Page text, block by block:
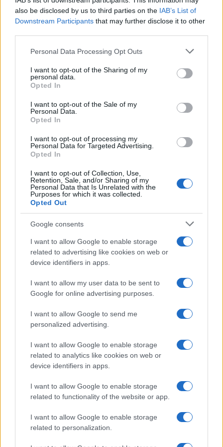
also be disclosed by us to third parties on the IAB’s List of
Downstream Participants that may further disclose it to other
Please note that this website/app uses one or more Google
not limited to your visit or usage behaviour. You may click to
grant or deny consent to Google and its third-party tags to
use your data for below specified purposes in below Google
consent section.
Personal Data Processing Opt Outs
I want to opt-out of the Sharing of my
personal data.
Opted In
I want to opt-out of the Sale of my
Personal Data.
Opted In
I want to opt-out of processing my
Personal Data for Targeted Advertising.
Opted In
I want to opt-out of Collection, Use,
Retention, Sale, and/or Sharing of my
Personal Data that Is Unrelated with the
Purposes for which it was collected.
Opted Out
Google consents
I want to allow Google to enable storage
related to advertising like cookies on web or
device identifiers in apps.
I want to allow my user data to be sent to
Google for online advertising purposes.
I want to allow Google to send me
personalized advertising.
I want to allow Google to enable storage
related to analytics like cookies on web or
device identifiers in apps.
I want to allow Google to enable storage
related to functionality of the website or app.
I want to allow Google to enable storage
related to personalization.
Sigue leyendo
FINANCIACIÓN
Fondos europeos impulsan crecimiento laboral y económico en
el País Vasco
Marta Ruiz · 3 Ago 2026